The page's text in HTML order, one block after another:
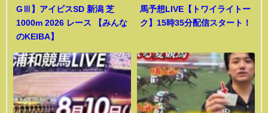
GⅢ】アイビスSD 新潟 芝
1000m 2026 レース 【みんな
のKEIBA】
馬予想LIVE【トワイライトー
ク】15時35分配信スタート！